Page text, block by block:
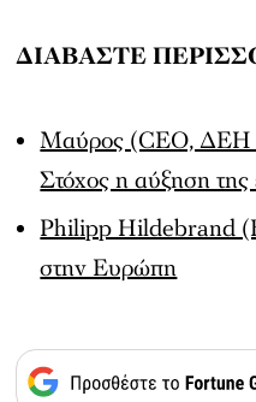
ΔΙΑΒΑΣΤΕ
Μαύρος (CEO, ΔΕΗ
Στόχος η αύξηση
Philipp Hildebrand
στην Ευρώπη